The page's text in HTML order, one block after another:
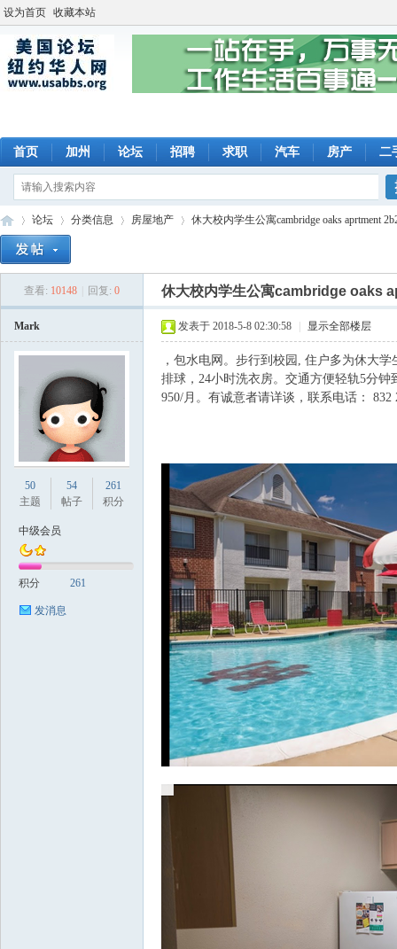
设为首页 收藏本站
首页 加州 论坛 招聘 求职 汽车 房产 二
论坛
›
分类信息
›
房屋地产
›
休大校内学生公寓cambridge oaks aprtment
查看: 10148 回复: 0 休大校内学生公寓cambridge oaks
Mark
50
主题
54
帖子
261
积分
中级会员
积分 261
发消息
发表于 2018-5-8 02:30:58 显示全部楼层
，包水电网。步行到校园, 住户多为休大
排球，24小时洗衣房。交通方便轻轨5分钟
950/月。有诚意者请详谈，联系电话： 832